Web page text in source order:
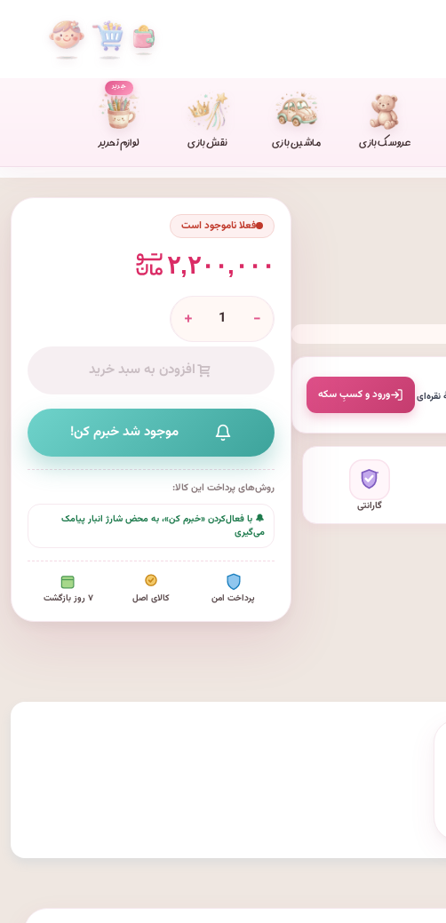
عروسک بازی ماشین بازی نقش بازی لوازم تحریر
جدید
ورود و کسبِ سکه
گارانتی
فعلا ناموجود است
۲,۲۰۰,۰۰۰
-
+
افزودن به سبد خرید
موجود شد خبرم کن!
روش‌های پرداخت این کالا:
🔔 با فعال‌کردن «خبرم کن»، به محض شارژ انبار پیامک
می‌گیری
پرداخت امن کالای اصل ۷ روز بازگشت